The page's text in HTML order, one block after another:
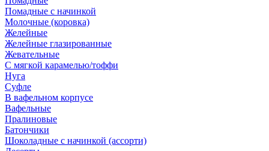
Помадные с начинкой
Молочные (коровка)
Желейные
Желейные глазированные
Жевательные
С мягкой карамелью/тоффи
Нуга
Суфле
В вафельном корпусе
Вафельные
Пралиновые
Батончики
Шоколадные с начинкой (ассорти)